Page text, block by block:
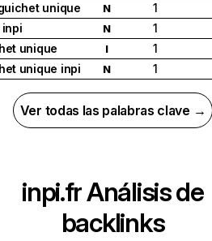
unique
N
1
inpi
N
1
unique
I
1
unique inpi
N 1
Ver todas las palabras clave →
inpi.frAnálisis de
backlinks